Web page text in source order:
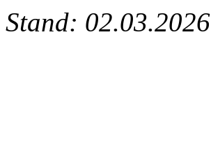
Stand: 02.03.2026